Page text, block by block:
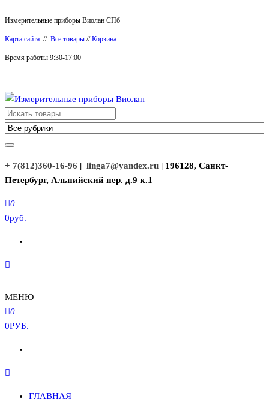
к
содержимому
Измерительные приборы Виолан СПб
Карта сайта // Все товары //Корзина
Время работы 9:30-17:00
Измерительные приборы Виолан
+ 7(812)360-16-96 | linga7@yandex.ru | 196128, Санкт-
Петербург, Альпийский пер. д.9 к.1
0
0руб.
МЕНЮ
0
0РУБ.
ГЛАВНАЯ